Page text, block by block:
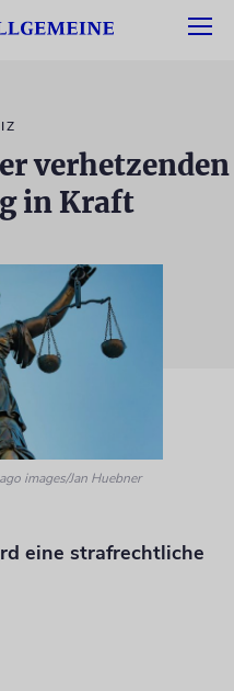
verhetzenden
in Kraft
images/Jan Huebner
eine strafrechtliche